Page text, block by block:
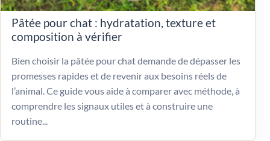
Pâtée pour chat : hydratation, texture et
composition à vérifier
Bien choisir la pâtée pour chat demande de dépasser les
promesses rapides et de revenir aux besoins réels de
l’animal. Ce guide vous aide à comparer avec méthode, à
comprendre les signaux utiles et à construire une
routine...